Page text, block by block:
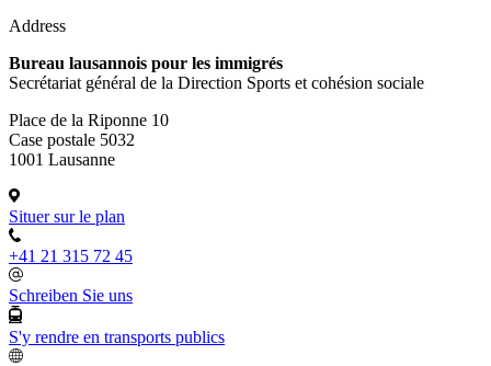
Address
Bureau lausannois pour les immigrés
Secrétariat général de la Direction Sports et cohésion sociale
Place de la Riponne 10
Case postale 5032
1001 Lausanne
Situer sur le plan
+41 21 315 72 45
Schreiben Sie uns
S'y rendre en transports publics